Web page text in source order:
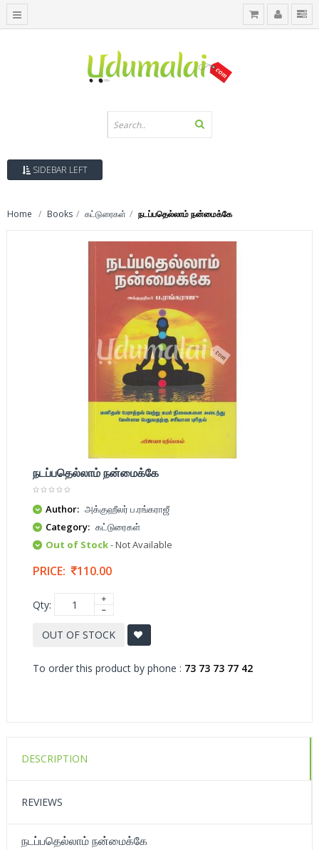
SIDEBAR LEFT
Home Books கட்டுரைகள் நடப்பதெல்லாம் நன்மைக்கே
நடப்பதெல்லாம் நன்மைக்கே
Author: அக்குஹீலர் ப.ரங்கராஜீ
Category: கட்டுரைகள்
Out of Stock- Not Available
PRICE: 110.00
Qty:
OUT OF STOCK
To order this product by phone : 73 73 73 77 42
DESCRIPTION
REVIEWS
நடப்பதெல்லாம் நன்மைக்கே